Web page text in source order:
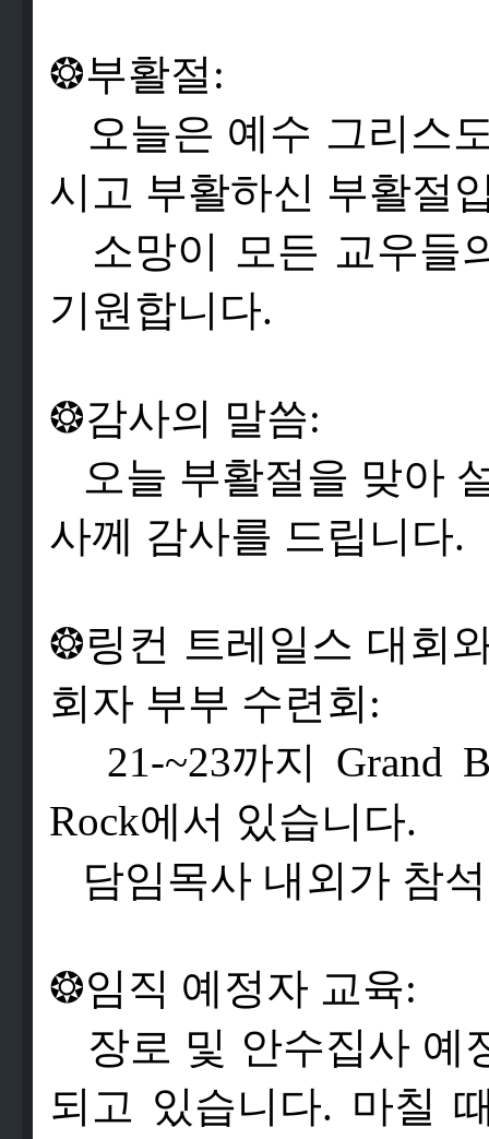
❂부활절 :
오늘은 예수 그리스
시 고 부활하신 부활절
소망이 모든 교우들
기 원 합니 다.
❂감사의 말씀:
오늘 부활절을 맞아
사께 감사를 드립 니 다.
❂링 컨 트레일스 대회
회자 부부 수련 회 :
21-~23까지 Grand
Rock에서 있습니 다.
담임목사 내외가 참석
❂임 직 예정자 교육:
장로 및 안수집사 예
되 고 있습니 다. 마칠